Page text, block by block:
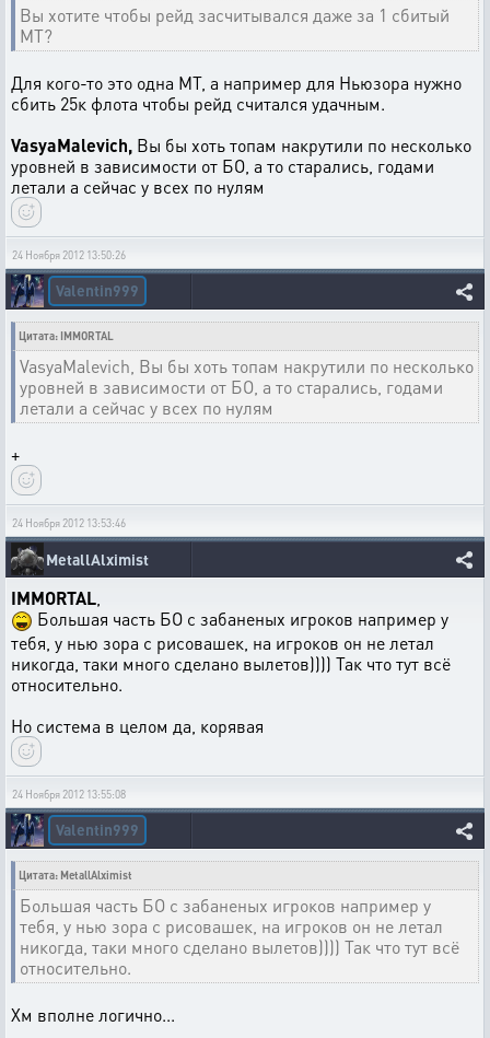
Вы хотите чтобы рейд засчитывался даже за 1 сбитый
МТ?
Для кого-то это одна МТ, а например для Ньюзора нужно
сбить 25к флота чтобы рейд считался удачным.
VasyaMalevich, Вы бы хоть топам накрутили по несколько
уровней в зависимости от БО, а то старались, годами
летали а сейчас у всех по нулям
24 Ноября 2012 13:50:26
Valentin999
Цитата: IMMORTAL
VasyaMalevich, Вы бы хоть топам накрутили по несколько
уровней в зависимости от БО, а то старались, годами
летали а сейчас у всех по нулям
+
24 Ноября 2012 13:53:46
MetallAlximist
IMMORTAL
Большая часть БО с забаненых игроков например у
тебя, у нью зора с рисовашек, на игроков он не летал
никогда, таки много сделано вылетов)))) Так что тут всё
относительно.
Но система в целом да, корявая
24 Ноября 2012 13:55:08
Valentin999
Цитата: MetallAlximist
Большая часть БО с забаненых игроков например у
тебя, у нью зора с рисовашек, на игроков он не летал
никогда, таки много сделано вылетов)))) Так что тут всё
относительно.
Хм вполне логично...